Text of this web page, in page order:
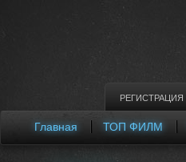
РЕГИСТРАЦИЯ
ТОП ФИЛМ
Главная